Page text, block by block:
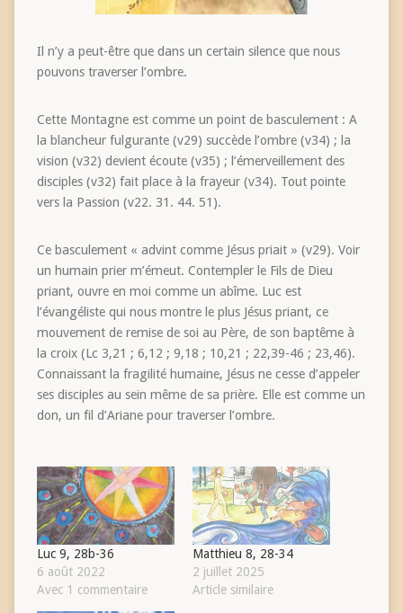
Il n’y a peut-être que dans un certain silence que nous
pouvons traverser l’ombre.
Cette Montagne est comme un point de basculement : A
la blancheur fulgurante (v29) succède l’ombre (v34) ; la
vision (v32) devient écoute (v35) ; l’émerveillement des
disciples (v32) fait place à la frayeur (v34). Tout pointe
vers la Passion (v22. 31. 44. 51).
Ce basculement « advint comme Jésus priait » (v29). Voir
un humain prier m’émeut. Contempler le Fils de Dieu
priant, ouvre en moi comme un abîme. Luc est
l’évangéliste qui nous montre le plus Jésus priant, ce
mouvement de remise de soi au Père, de son baptême à
la croix (Lc 3,21 ; 6,12 ; 9,18 ; 10,21 ; 22,39-46 ; 23,46).
Connaissant la fragilité humaine, Jésus ne cesse d’appeler
ses disciples au sein même de sa prière. Elle est comme un
don, un fil d’Ariane pour traverser l’ombre.
Luc 9, 28b-36
6 août 2022
Avec 1 commentaire
Matthieu 8, 28-34
2 juillet 2025
Article similaire